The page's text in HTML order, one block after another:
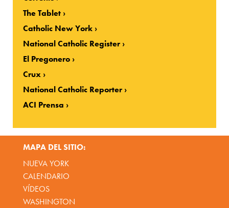
The Tablet
Catholic New York
National Catholic Register
El Pregonero
Crux
National Catholic Reporter
ACI Prensa
MAPA DEL SITIO:
NUEVA YORK
CALENDARIO
VÍDEOS
WASHINGTON